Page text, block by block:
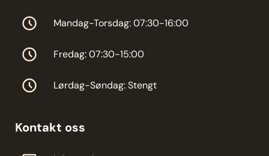
Mandag-Torsdag: 07:30-16:00
Fredag: 07:30-15:00
Lørdag-Søndag: Stengt
Kontakt oss